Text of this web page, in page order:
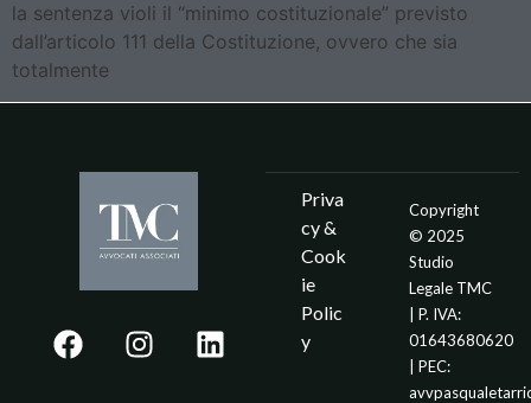
la sentenza violi il “minimo costituzionale” previsto
dall’articolo 111 della Costituzione, ovvero che sia
totalmente
Priva
cy &
Cook
ie
Polic
y
Copyright
© 2025
Studio
Legale TMC
| P. IVA:
01643680620
| PEC: